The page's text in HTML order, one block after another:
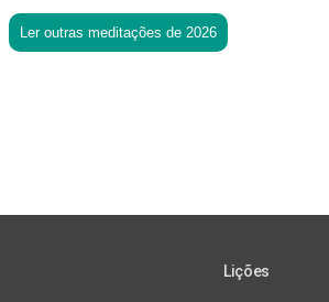
Ler outras meditações de 2026
Lições